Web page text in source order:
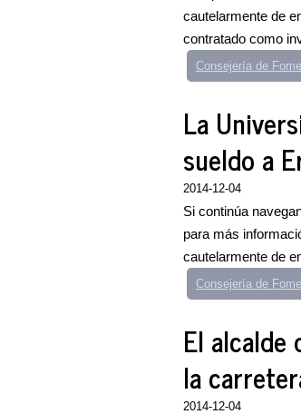
cautelarmente de
contratado como
Consejería de
La
sueldo a
2014-12-04
Si continúa
para más
cautelarmente de
Consejería de
El alcalde
la
2014-12-04